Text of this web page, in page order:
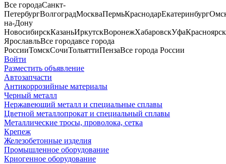
Все городаСанкт-
ПетербургВолгоградМоскваПермьКраснодарЕкатеринбург
на-Дону
НовосибирскКазаньИркутскВоронежХабаровскУфаКрасноярск
ЯрославльВсе городавсе города
РоссииТомскСочиТольяттиПензаВсе города России
Войти
Разместить объявление
Автозапчасти
Антикоррозийные материалы
Черный металл
Нержавеющий металл и специальные сплавы
Цветной металлопрокат и специальный сплавы
Металлические тросы, проволока, сетка
Крепеж
Железобетонные изделия
Промышленное оборудование
Криогенное оборудование